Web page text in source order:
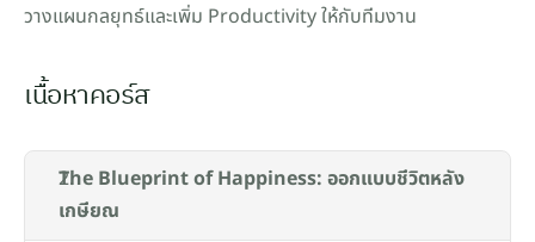
วางแผนกลยุทธ์และเพิ่ม Productivity ให้กับทีมงาน
เนื้อหาคอร์ส
The Blueprint of Happiness: ออกแบบชีวิตหลัง
เกษียณ